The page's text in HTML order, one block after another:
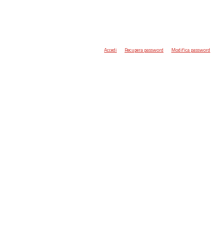
Accedi Recupera password Modifica password